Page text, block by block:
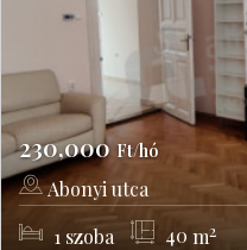
230,000Ft/hó
Abonyi utca
Budapest, XIV kerület
1 szoba 40 m2